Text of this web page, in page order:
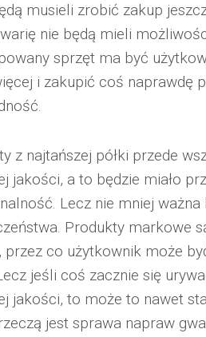
musieli zrobić zakup
nie będą mieli
sprzęt ma być
i zakupić coś naprawdę
z najtańszej półki przede
jakości, a to będzie miało
Lecz nie mniej
Produkty markowe
przez co użytkownik może
jeśli coś zacznie się
jakości, to może to nawet
jest sprawa napraw